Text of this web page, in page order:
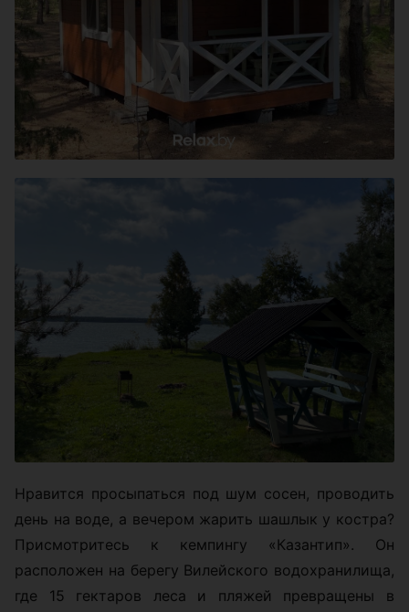
Нравится просыпаться под шум сосен, проводить
день на воде, а вечером жарить шашлык у костра?
Присмотритесь к кемпингу «Казантип». Он
расположен на берегу Вилейского водохранилища,
где 15 гектаров леса и пляжей превращены в